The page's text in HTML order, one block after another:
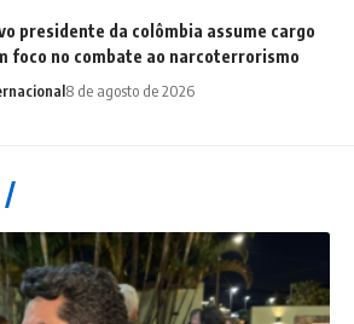
presidente da colômbia assume cargo
foco no combate ao narcoterrorismo
8 de agosto de 2026